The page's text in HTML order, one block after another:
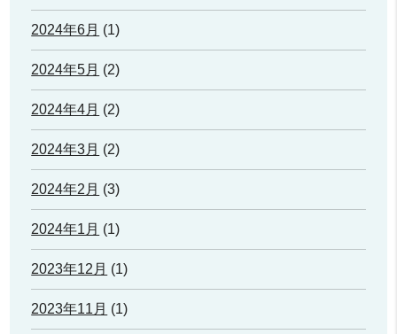
2024年6月 (1)
2024年5月 (2)
2024年4月 (2)
2024年3月 (2)
2024年2月 (3)
2024年1月 (1)
2023年12月 (1)
2023年11月 (1)